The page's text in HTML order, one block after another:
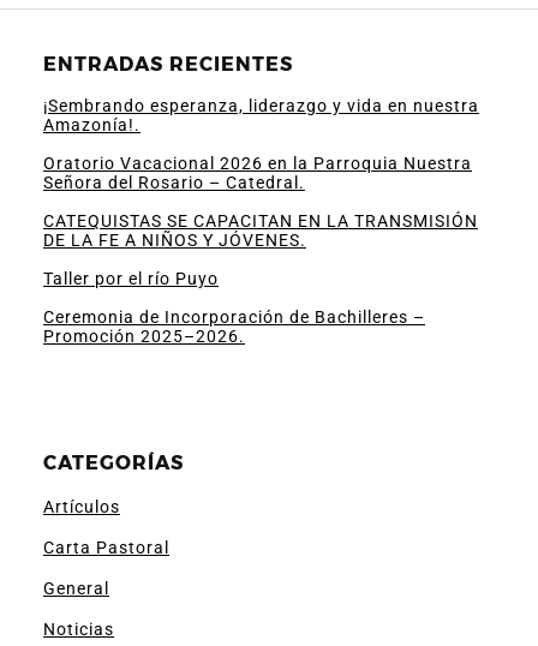
ENTRADAS RECIENTES
¡Sembrando esperanza, liderazgo y vida en nuestra
Amazonía!.
Oratorio Vacacional 2026 en la Parroquia Nuestra
Señora del Rosario – Catedral.
CATEQUISTAS SE CAPACITAN EN LA TRANSMISIÓN
DE LA FE A NIÑOS Y JÓVENES.
Taller por el río Puyo
Ceremonia de Incorporación de Bachilleres –
Promoción 2025–2026.
CATEGORÍAS
Artículos
Carta Pastoral
General
Noticias